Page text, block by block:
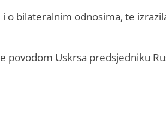
i o bilateralnim odnosima, te
povodom Uskrsa predsjedniku